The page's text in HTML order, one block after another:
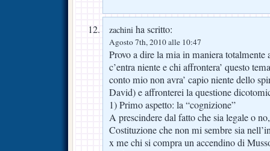
zachini ha scritto:
Agosto 7th, 2010 alle 10:47
Provo a dire la mia in maniera
c’entra niente e chi affrontera’ questo
conto mio non avra’ capio niente dello
David) e affronterei la questione
1) Primo aspetto: la “cognizione”
A prescindere dal fatto che sia legale o
Costituzione che non mi sembre sia
x me chi si compra un accendino di